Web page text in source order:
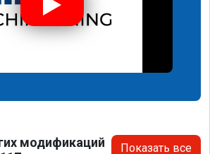
модификаций
Показать все